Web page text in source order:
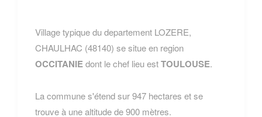
Village typique du departement LOZERE,
CHAULHAC (48140) se situe en region
OCCITANIEdont le chef lieu estTOULOUSE.
La commune s'étend sur 947 hectares et se
trouve à une altitude de 900 mètres.